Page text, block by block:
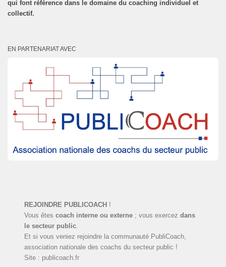
qui font référence dans le domaine du coaching individuel et
collectif.
EN PARTENARIAT AVEC
REJOINDRE PUBLICOACH !
Vous êtescoach interne ou externe ; vous exercezdans
le secteur public.
Et si vous veniez rejoindre la communauté PubliCoach,
association nationale des coachs du secteur public !
Site : publicoach.fr